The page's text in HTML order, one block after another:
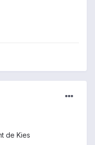
de Kies